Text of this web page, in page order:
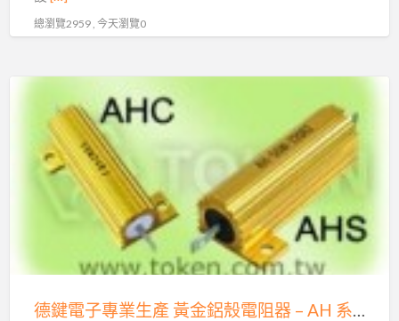
密
阻
總瀏覽2959 , 今天瀏覽0
黃
德鍵電子專業生產 黃金鋁殼電阻器 – AH 系列